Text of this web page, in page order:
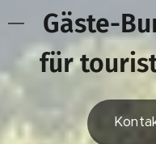
Gäste-
für